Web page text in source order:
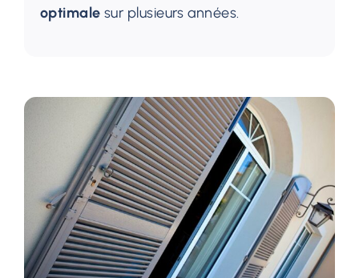
optimale sur plusieurs années.